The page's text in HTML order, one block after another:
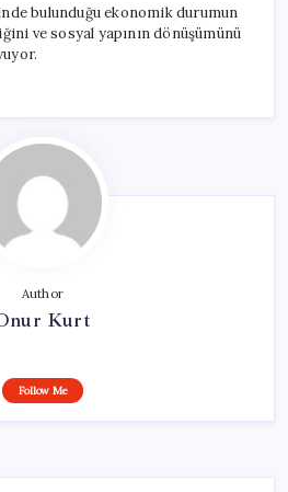
bulunduğu ekonomik durumun
ve sosyal yapının dönüşümünü
Author
Kurt
Follow Me